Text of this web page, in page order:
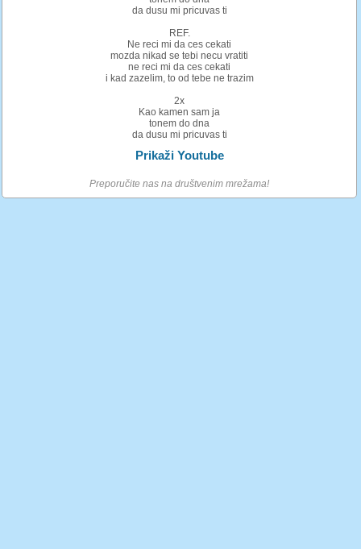
da dusu mi pricuvas ti
REF.
Ne reci mi da ces cekati
mozda nikad se tebi necu vratiti
ne reci mi da ces cekati
i kad zazelim, to od tebe ne trazim
2x
Kao kamen sam ja
tonem do dna
da dusu mi pricuvas ti
Prikaži Youtube
Preporučite nas na društvenim mrežama!